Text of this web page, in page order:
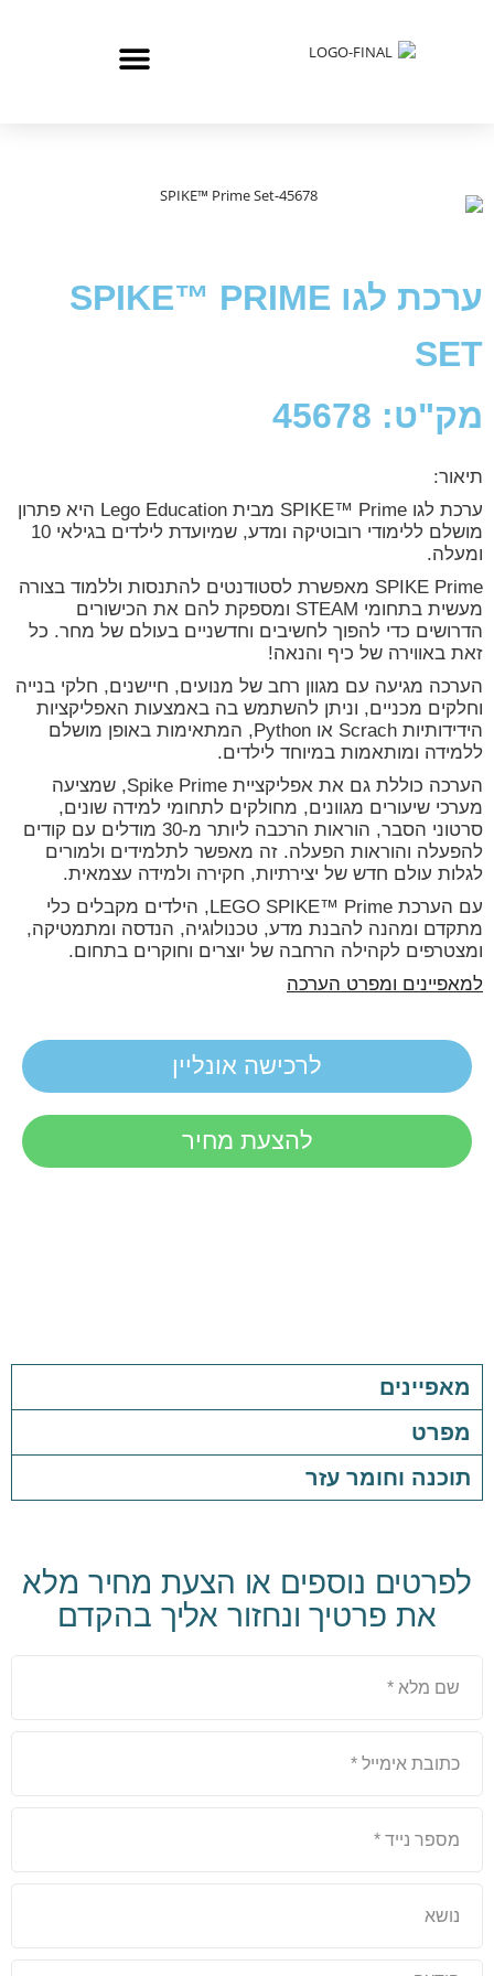
ערכת לגו SPIKE™ PRIME
SET
מק"ט: 45678
תיאור:
ערכת לגו SPIKE™ Prime מבית Lego Education היא פתרון
מושלם ללימודי רובוטיקה ומדע, שמיועדת לילדים בגילאי 10
ומעלה.
SPIKE Prime מאפשרת לסטודנטים להתנסות וללמוד בצורה
מעשית בתחומי STEAM ומספקת להם את הכישורים
הדרושים כדי להפוך לחשיבים וחדשניים בעולם של מחר. כל
זאת באווירה של כיף והנאה!
הערכה מגיעה עם מגוון רחב של מנועים, חיישנים, חלקי בנייה
וחלקים מכניים, וניתן להשתמש בה באמצעות האפליקציות
הידידותיות Scrach או Python, המתאימות באופן מושלם
ללמידה ומותאמות במיוחד לילדים.
הערכה כוללת גם את אפליקציית Spike Prime, שמציעה
מערכי שיעורים מגוונים, מחולקים לתחומי למידה שונים,
סרטוני הסבר, הוראות הרכבה ליותר מ-30 מודלים עם קודים
להפעלה והוראות הפעלה. זה מאפשר לתלמידים ולמורים
לגלות עולם חדש של יצירתיות, חקירה ולמידה עצמאית.
עם הערכת LEGO SPIKE™ Prime, הילדים מקבלים כלי
מתקדם ומהנה להבנת מדע, טכנולוגיה, הנדסה ומתמטיקה,
ומצטרפים לקהילה הרחבה של יוצרים וחוקרים בתחום.
למאפיינים ומפרט הערכה
לרכישה אונליין
להצעת מחיר
מאפיינים
מפרט
תוכנה וחומר עזר
לפרטים נוספים או הצעת מחיר מלא
את פרטיך ונחזור אליך בהקדם